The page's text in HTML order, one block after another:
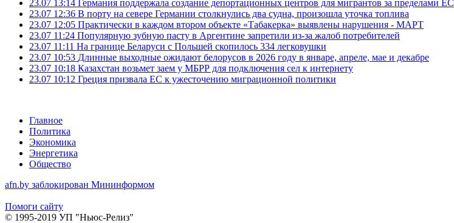
23.07 13:14 Германия поддержала создание депортационных центров для мигрантов за пределами ЕС
23.07 12:36 В порту на севере Германии столкнулись два судна, произошла уточка топлива
23.07 12:05 Практически в каждом втором объекте «Табакерка» выявлены нарушения - МАРТ
23.07 11:24 Популярную зубную пасту в Аргентине запретили из-за жалоб потребителей
23.07 11:11 На границе Беларуси с Польшей скопилось 334 легковушки
23.07 10:53 Длинные выходные ожидают белорусов в 2026 году в январе, апреле, мае и декабре
23.07 10:18 Казахстан возьмет заем у МБРР для подключения сел к интернету
23.07 10:12 Греция призвала ЕС к ужесточению миграционной политики
Главное
Политика
Экономика
Энергетика
Общество
afn.by заблокирован Мининформом
Помоги сайту
© 1995-2019 УП "Ньюс-Релиз"